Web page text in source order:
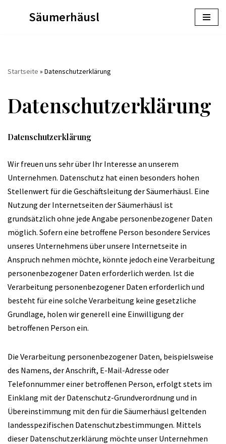
Säumerhäusl
Startseite » Datenschutzerklärung
Datenschutzerklärung
Datenschutzerklärung
Wir freuen uns sehr über Ihr Interesse an unserem
Unternehmen. Datenschutz hat einen besonders hohen
Stellenwert für die Geschäftsleitung der Säumerhäusl. Eine
Nutzung der Internetseiten der Säumerhäusl ist
grundsätzlich ohne jede Angabe personenbezogener Daten
möglich. Sofern eine betroffene Person besondere Services
unseres Unternehmens über unsere Internetseite in
Anspruch nehmen möchte, könnte jedoch eine Verarbeitung
personenbezogener Daten erforderlich werden. Ist die
Verarbeitung personenbezogener Daten erforderlich und
besteht für eine solche Verarbeitung keine gesetzliche
Grundlage, holen wir generell eine Einwilligung der
betroffenen Person ein.
Die Verarbeitung personenbezogener Daten, beispielsweise
des Namens, der Anschrift, E-Mail-Adresse oder
Telefonnummer einer betroffenen Person, erfolgt stets im
Einklang mit der Datenschutz-Grundverordnung und in
Übereinstimmung mit den für die Säumerhäusl geltenden
landesspezifischen Datenschutzbestimmungen. Mittels
dieser Datenschutzerklärung möchte unser Unternehmen